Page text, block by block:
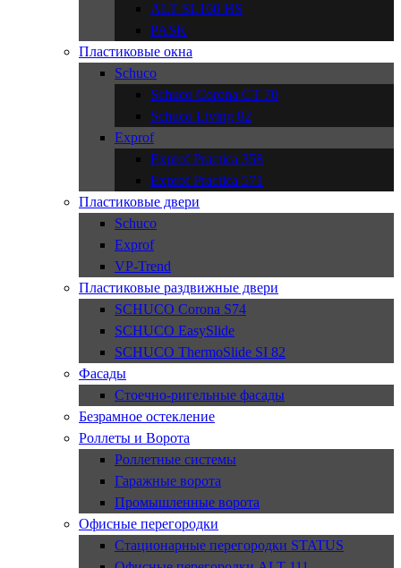
ALT SL160 HS
PASK
Пластиковые окна
Schuco
Schuco Corona CT 70
Schuco Living 82
Exprof
Exprof Practica 358
Exprof Practica 571
Пластиковые двери
Schuco
Exprof
VP-Trend
Пластиковые раздвижные двери
SCHUCO Corona S74
SCHUCO EasySlide
SCHUCO ThermoSlide SI 82
Фасады
Стоечно-ригельные фасады
Безрамное остекление
Роллеты и Ворота
Роллетные системы
Гаражные ворота
Промышленные ворота
Офисные перегородки
Стационарные перегородки STATUS